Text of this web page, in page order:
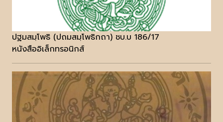
ปฐมสมฺโพธิ (ปถมสมฺโพธิกถา) ชบ.บ 186/17
หนังสืออิเล็กทรอนิกส์